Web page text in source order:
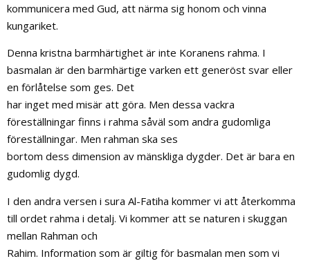
kommunicera med Gud, att närma sig honom och vinna
kungariket.
Denna kristna barmhärtighet är inte Koranens rahma. I
basmalan är den barmhärtige varken ett generöst svar eller
en förlåtelse som ges. Det
har inget med misär att göra. Men dessa vackra
föreställningar finns i rahma såväl som andra gudomliga
föreställningar. Men rahman ska ses
bortom dess dimension av mänskliga dygder. Det är bara en
gudomlig dygd.
I den andra versen i sura Al-Fatiha kommer vi att återkomma
till ordet rahma i detalj. Vi kommer att se naturen i skuggan
mellan Rahman och
Rahim. Information som är giltig för basmalan men som vi